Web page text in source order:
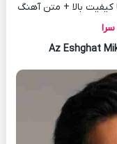
بالا + متن آهنگ
Az Eshghat